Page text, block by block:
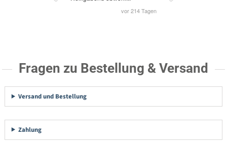
Fragen zu Bestellung & Versand
Versand und Bestellung
Zahlung